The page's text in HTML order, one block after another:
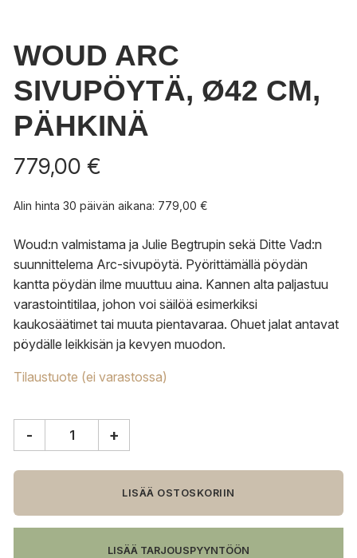
WOUD ARC
SIVUPÖYTÄ, Ø42 CM,
PÄHKINÄ
779,00 €
Alin hinta 30 päivän aikana: 779,00 €
Woud:n valmistama ja Julie Begtrupin sekä Ditte Vad:n
suunnittelema Arc-sivupöytä. Pyörittämällä pöydän
kantta pöydän ilme muuttuu aina. Kannen alta paljastuu
varastointitilaa, johon voi säilöä esimerkiksi
kaukosäätimet tai muuta pientavaraa. Ohuet jalat antavat
pöydälle leikkisän ja kevyen muodon.
Tilaustuote (ei varastossa)
sivupöytä,
cm,
pähkinä
- +
LISÄÄ OSTOSKORIIN
LISÄÄ TARJOUSPYYNTÖÖN